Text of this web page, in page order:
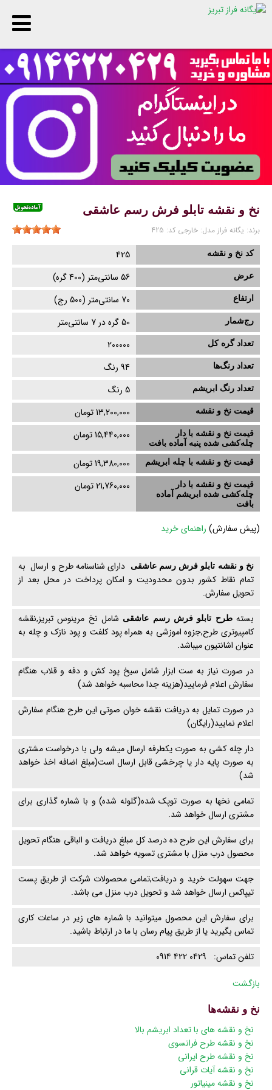
نخ و نقشه تابلو فرش رسم عاشقی
برند: یگانه فراز مدل: خارجی کد: 425
کد نخ و نقشه 425
عرض 56 سانتی‌متر (400گره)
ارتفاع 70 سانتی‌متر (500 رج)
رج‌شمار 50 گره در 7 سانتی‌متر
تعداد گره کل 200000
تعداد رنگ‌ها 94 رنگ
تعداد رنگ ابریشم 5 رنگ
قیمت نخ و نقشه 13,200,000 تومان
قیمت نخ و نقشه با دار
چله‌کشی‌ شده پنبه آماده بافت
15,440,000 تومان
قیمت نخ و نقشه با چله ابریشم 19,380,000 تومان
قیمت نخ و نقشه با دار
چله‌کشی‌ شده ابریشم آماده
بافت
21,760,000 تومان
(پیش سفارش) راهنمای خرید
نخ و نقشه تابلو فرش رسم عاشقی دارای شناسنامه طرح و ارسال به
تمام نقاط کشور بدون محدودیت و امکان پرداخت در محل بعد از
تحویل سفارش.
بستهطرح تابلو فرش رسم عاشقی شامل نخ مرینوس تبریز,نقشه
کامپیوتری طرح,جزوه اموزشی به همراه پود کلفت و پود نازک و چله به
عنوان اشانتیون میباشد.
در صورت نیاز به ست ابزار شامل سیخ پود کش و دفه و قلاب هنگام
سفارش اعلام فرمایید(هزینه جدا محاسبه خواهد شد)
در صورت تمایل به دریافت نقشه خوان صوتی این طرح هنگام سفارش
اعلام نمایید(رایگان)
دار چله کشی به صورت یکطرفه ارسال میشه ولی با درخواست مشتری
به صورت پایه دار یا چرخشی قابل ارسال است(مبلغ اضافه اخذ خواهد
شد)
تمامی نخها به صورت توپک شده(گلوله شده) و با شماره گذاری برای
مشتری ارسال خواهد شد.
برای سفارش این طرح ده درصد کل مبلغ دریافت و الباقی هنگام تحویل
محصول درب منزل با مشتری تسویه خواهد شد.
جهت سهولت خرید و دریافت,تمامی محصولات شرکت از طریق پست
تیپاکس ارسال خواهد شد و تحویل درب منزل می باشد.
برای سفارش این محصول میتوانید با شماره های زیر در ساعات کاری
تماس بگیرید یا از طریق پیام رسان با ما در ارتباط باشید.
تلفن تماس: 0429 422 0914
بازگشت
نخ و نقشه‌ها
پریدن
ناوبری
نخ و نقشه های با تعداد ابریشم بالا
نخ و نقشه طرح فرانسوی
نخ و نقشه طرح ایرانی
نخ و نقشه آیات قرانی
نخ و نقشه مینیاتور